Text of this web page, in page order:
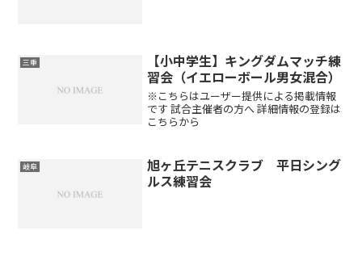
三重
【小中学生】キングダムマッチ練
習会（イエローボール男女混合）
※こちらはユーザー提供による掲載情報
です 試合主催者の方へ 詳細情報の登録は
こちらから
岐阜
旭ヶ丘テニスクラブ 平日シング
ルス練習会